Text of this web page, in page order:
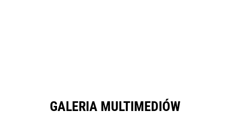
GALERIA MULTIMEDIÓW